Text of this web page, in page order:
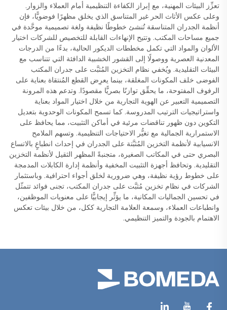
تعزِّز البيئات المهنية، مع إبراز الكفاءة التنظيمية أمام العملاء والزوار.
وعلى عكس الأثاث الحر غير المتناسق الذي يخلق مظهرًا فوضويًّا، فإن
أنظمة الجدران المتناسقة تُنشئ خطوطًا نظيفة ولغة تصميمية موحَّدة في
جميع مساحات المكتب. وتتيح الإنهاءات القابلة للتخصيص للشركات اختيار
الألوان والمواد التي تكمل مخططات الديكور الحالية، بدءًا من الدرجات
المعدنية العصرية ووصولًا إلى القشور الخشبية الدافئة التي تتناسب مع
البيئات التقليدية. ويُخفي نظام التخزين المُثبَّت على جدران المكتب
الفوضى خلف المكونات المغلقة، بينما يعرِض القطع المُنتقاة بعناية على
الرفوف المفتوحة، ما يحقِّق توازنًا بصريًّا مقصودًا. وتدعم هذه المرونة
التصميمية التعبير عن الهوية التجارية من خلال اختيار المواد بعناية
واستراتيجيات الترتيب المدروسة. كما تسمح المكونات الوحدوية بتعديل
التكوين دون ظهور تناقضات مرئية في أماكن التثبيت، مما يحافظ على
الاستمرارية الجمالية مع تغيُّر الاحتياجات التنظيمية. وتسهم الملامح
الانسيابية لأنظمة التخزين المُثبَّتة على الجدران في إحداث انطباعٍ بالاتساع
البصري حتى في المكاتب الصغيرة، متجنبةً المظهر الثقيل لأنظمة التخزين
التقليدية. وتحافظ أجهزة التثبيت المخفية وأنظمة إدارة الكابلات المدمجة
على خطوط رؤية نظيفة، وهي ضرورية لخلق أجواء احترافية. وباستثمار
الشركات في نظام تخزين مُثبَّت على جدران المكتب، تجنى فوائد تتمثّل
في تحسين الجماليات المكانية، ما يؤثِّر إيجابيًّا على معنويات الموظفين،
وانطباعات العملاء، وسمعة العلامة التجارية ككل، من خلال بيئات تعكس
الاهتمام بالجودة والتميز التنظيمي.